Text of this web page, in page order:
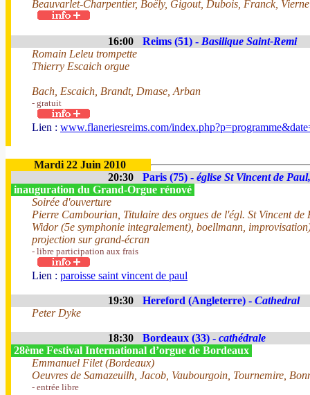
Beauvarlet-Charpentier, Boëly, Gigout, Dubois, Franck, Vierne
16:00 Reims (51) - Basilique Saint-Remi
Romain Leleu trompette
Thierry Escaich orgue
Bach, Escaich, Brandt, Dmase, Arban
- gratuit
Lien : www.flaneriesreims.com/
Mardi 22 Juin 2010
20:30
Paris (75) - église St Vincent de
inauguration du Grand-Orgue rénové
Soirée d'ouverture
Pierre Cambourian, Titulaire des orgues de l'égl. St Vincent de
Widor (5e symphonie integralement), boellmann,
projection sur grand-écran
- libre participation aux frais
Lien : paroisse saint vincent de paul
19:30 Hereford (Angleterre) - Cathedral
Peter Dyke
18:30 Bordeaux (33) - cathédrale
28ème Festival International d’orgue de Bordeaux
Emmanuel Filet (Bordeaux)
Oeuvres de Samazeuilh, Jacob, Vaubourgoin, Tournemire,
- entrée libre